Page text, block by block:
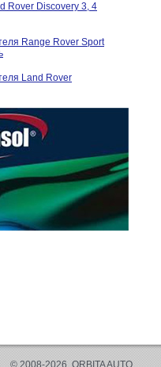
Rover Discovery 3, 4
Range Rover Sport
Land Rover
© 2008-2026, ORBITA AUTO